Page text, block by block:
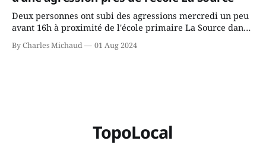
Deux personnes ont subi des agressions mercredi un peu
avant 16h à proximité de l'école primaire La Source dans
victimes aurait été écrasée sous un véhicule et aspergée
By Charles Michaud 01 Aug 2024
TopoLocal